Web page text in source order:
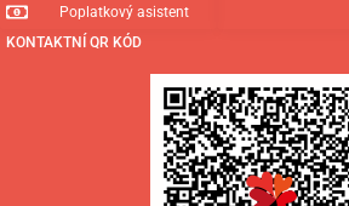
KONTAKTNÍ QR KÓD
Poplatkový asistent